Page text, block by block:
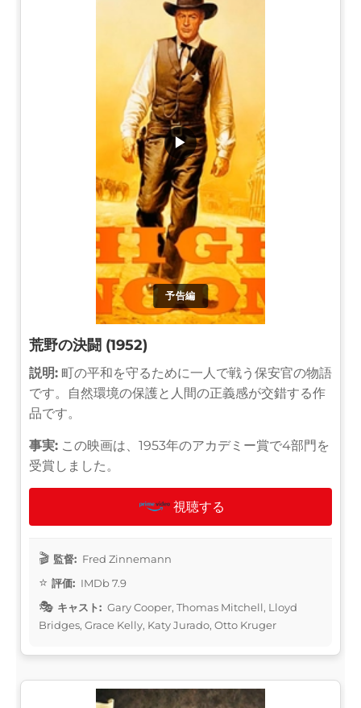
予告編
▶
荒野の決闘 (1952)
説明: 町の平和を守るために一人で戦う保安官の物語
です。自然環境の保護と人間の正義感が交錯する作
品です。
事実: この映画は、1953年のアカデミー賞で4部門を
受賞しました。
視聴する
監督: Fred Zinnemann
評価: IMDb 7.9
キャスト: Gary Cooper, Thomas Mitchell, Lloyd
Bridges, Grace Kelly, Katy Jurado, Otto Kruger